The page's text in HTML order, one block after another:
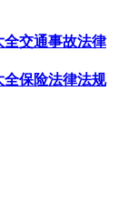
交通事故法律
保险法律法规